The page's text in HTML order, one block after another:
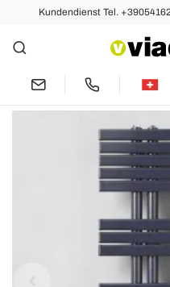
Kundendienst Tel.
Modernes
Stahl bei